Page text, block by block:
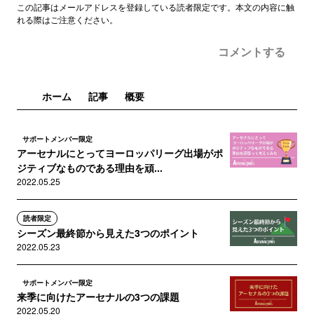
この記事はメールアドレスを登録している読者限定です。本文の内容に触
れる際はご注意ください。
コメントする
ホーム 記事 概要
サポートメンバー限定
アーセナルにとってヨーロッパリーグ出場がポ
ジティブなものである理由を頑...
2022.05.25
読者限定
シーズン最終節から見えた3つのポイント
2022.05.23
サポートメンバー限定
来季に向けたアーセナルの3つの課題
2022.05.20